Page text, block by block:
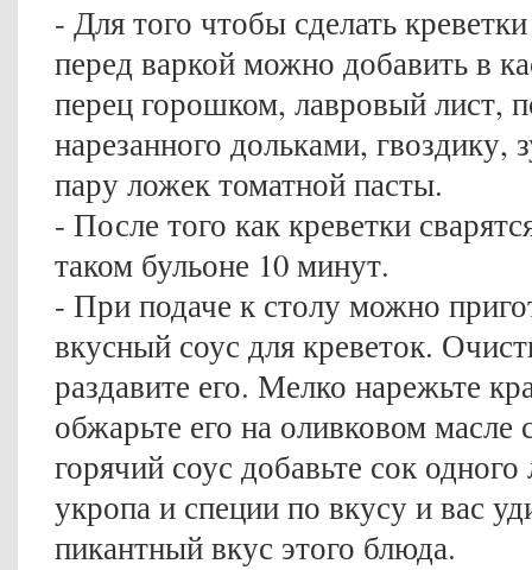
- Для того чтобы сделать
перед варкой можно добавить в
перец горошком, лавровый лист,
нарезанного дольками, гвоздику,
пару ложек томатной пасты.
- После того как креветки
таком бульоне 10 минут.
- При подаче к столу можно
вкусный соус для креветок.
раздавите его. Мелко нарежьте
обжарьте его на оливковом масле
горячий соус добавьте сок
укропа и специи по вкусу и вас
пикантный вкус этого блюда.